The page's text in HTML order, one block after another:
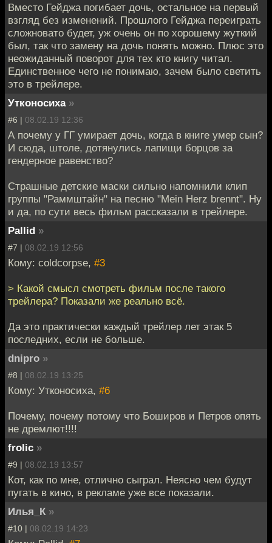
Вместо Гейджа погибает дочь, остальное на первый
взгляд без изменений. Прошлого Гейджа переиграть
сложновато будет, уж очень он по хорошему жуткий
был, так что замену на дочь понять можно. Плюс это
неожиданный поворот для тех кто книгу читал.
Единственное чего не понимаю, зачем было светить
это в трейлере.
Утконосиха »
#6 | 08.02.19 12:36
А почему у ГГ умирает дочь, когда в книге умер сын?
И сюда, штоле, дотянулись лапищи борцов за
гендерное равенство?
Страшные детские маски сильно напомнили клип
группы "Раммштайн" на песню "Mein Herz brennt". Ну
и да, по сути весь фильм рассказали в трейлере.
Pallid »
#7 | 08.02.19 12:56
Кому: coldcorpse, #3
> Какой смысл смотреть фильм после такого
трейлера? Показали же реально всё.
Да это практически каждый трейлер лет этак 5
последних, если не больше.
dnipro »
#8 | 08.02.19 13:25
Кому: Утконосиха, #6
Почему, почему потому что Боширов и Петров опять
не дремлют!!!!
frolic »
#9 | 08.02.19 13:57
Кот, как по мне, отлично сыграл. Неясно чем будут
пугать в кино, в рекламе уже все показали.
Илья_К »
#10 | 08.02.19 14:23